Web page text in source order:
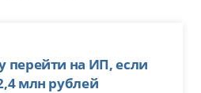
перейти на ИП, если
млн рублей